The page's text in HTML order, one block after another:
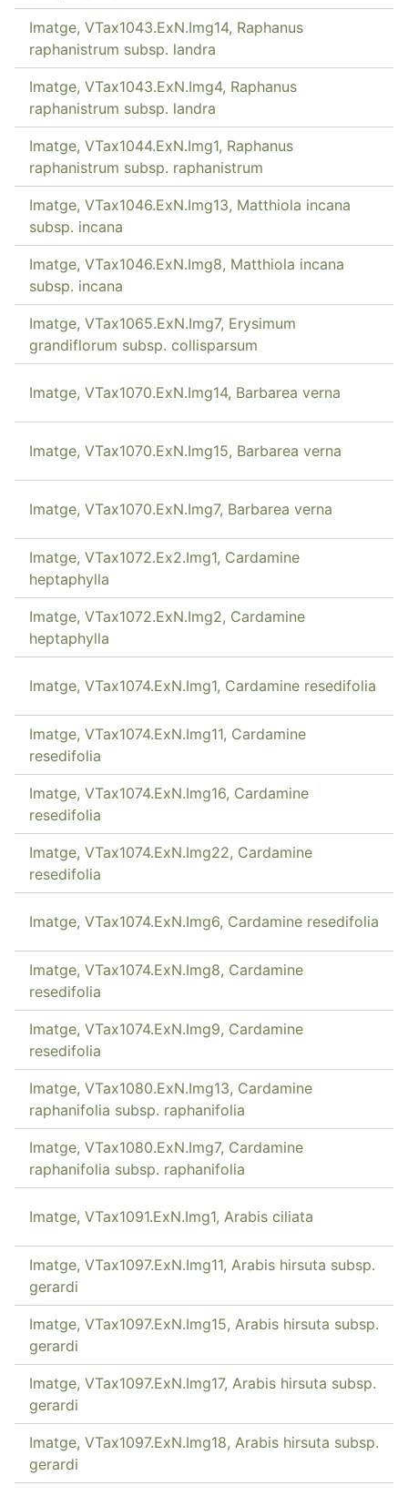
Imatge, VTax1043.ExN.Img14, Raphanus
raphanistrum subsp. landra
Imatge, VTax1043.ExN.Img4, Raphanus
raphanistrum subsp. landra
Imatge, VTax1044.ExN.Img1, Raphanus
raphanistrum subsp. raphanistrum
Imatge, VTax1046.ExN.Img13, Matthiola incana
subsp. incana
Imatge, VTax1046.ExN.Img8, Matthiola incana
subsp. incana
Imatge, VTax1065.ExN.Img7, Erysimum
grandiflorum subsp. collisparsum
Imatge, VTax1070.ExN.Img14, Barbarea verna
Imatge, VTax1070.ExN.Img15, Barbarea verna
Imatge, VTax1070.ExN.Img7, Barbarea verna
Imatge, VTax1072.Ex2.Img1, Cardamine
heptaphylla
Imatge, VTax1072.ExN.Img2, Cardamine
heptaphylla
Imatge, VTax1074.ExN.Img1, Cardamine resedifolia
Imatge, VTax1074.ExN.Img11, Cardamine
resedifolia
Imatge, VTax1074.ExN.Img16, Cardamine
resedifolia
Imatge, VTax1074.ExN.Img22, Cardamine
resedifolia
Imatge, VTax1074.ExN.Img6, Cardamine resedifolia
Imatge, VTax1074.ExN.Img8, Cardamine
resedifolia
Imatge, VTax1074.ExN.Img9, Cardamine
resedifolia
Imatge, VTax1080.ExN.Img13, Cardamine
raphanifolia subsp. raphanifolia
Imatge, VTax1080.ExN.Img7, Cardamine
raphanifolia subsp. raphanifolia
Imatge, VTax1091.ExN.Img1, Arabis ciliata
Imatge, VTax1097.ExN.Img11, Arabis hirsuta subsp.
gerardi
Imatge, VTax1097.ExN.Img15, Arabis hirsuta subsp.
gerardi
Imatge, VTax1097.ExN.Img17, Arabis hirsuta subsp.
gerardi
Imatge, VTax1097.ExN.Img18, Arabis hirsuta subsp.
gerardi